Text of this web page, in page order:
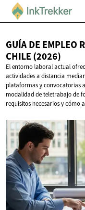
GUÍA DE EMPLEO
CHILE (2026)
El entorno laboral actual
actividades a distancia
plataformas y convocatorias
modalidad de teletrabajo de
requisitos necesarios y cómo